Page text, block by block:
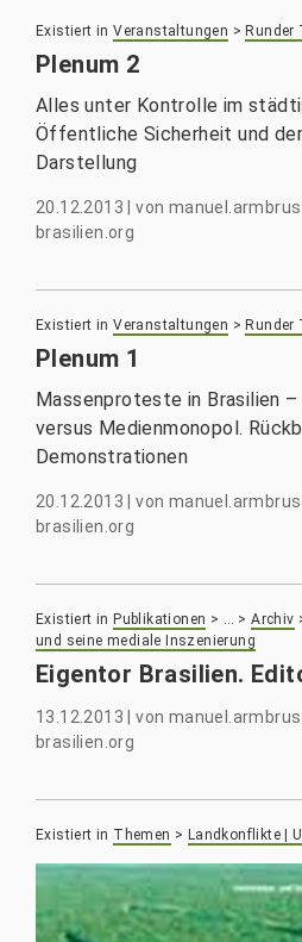
Existiert in Veranstaltungen > Runder
Plenum 2
Alles unter Kontrolle im
Öffentliche Sicherheit und
Darstellung
20.12.2013 |von
brasilien.org
Existiert in Veranstaltungen > Runder
Plenum 1
Massenproteste in Brasilien
versus Medienmonopol.
Demonstrationen
20.12.2013 |von
brasilien.org
Existiert in Publikationen > … >Archiv
und seine mediale Inszenierung
Eigentor Brasilien.
13.12.2013 |von
brasilien.org
Existiert in Themen > Landkonflikte |